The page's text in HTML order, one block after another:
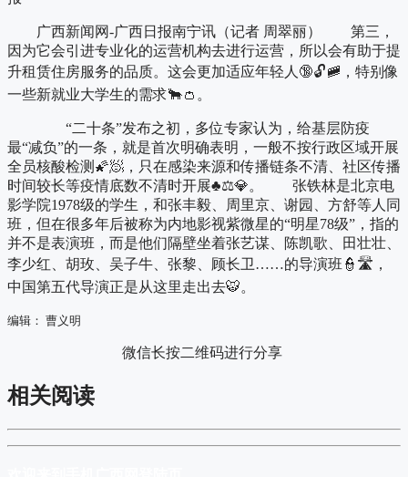
广西新闻网-广西日报南宁讯（记者 周翠丽） 第三，
因为它会引进专业化的运营机构去进行运营，所以会有助于提
升租赁住房服务的品质。这会更加适应年轻人🔞🔓🚞，特别像
一些新就业大学生的需求🐂👛。
“二十条”发布之初，多位专家认为，给基层防疫
最“减负”的一条，就是首次明确表明，一般不按行政区域开展
全员核酸检测🌠🧖，只在感染来源和传播链条不清、社区传播
时间较长等疫情底数不清时开展♣⚖💎。 张铁林是北京电
影学院1978级的学生，和张丰毅、周里京、谢园、方舒等人同
班，但在很多年后被称为内地影视紫微星的“明星78级”，指的
并不是表演班，而是他们隔壁坐着张艺谋、陈凯歌、田壮壮、
李少红、胡玫、吴子牛、张黎、顾长卫……的导演班👮🛣，
中国第五代导演正是从这里走出去🐯。
编辑： 曹义明
微信长按二维码进行分享
相关阅读